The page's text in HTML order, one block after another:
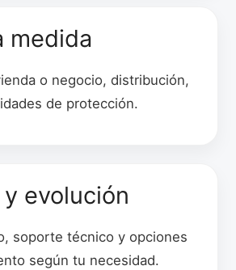
medida
o negocio, distribución,
de protección.
evolución
soporte técnico y opciones
según tu necesidad.